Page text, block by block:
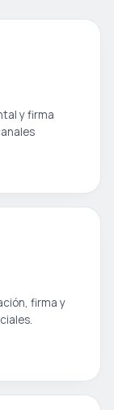
y firma
firma y